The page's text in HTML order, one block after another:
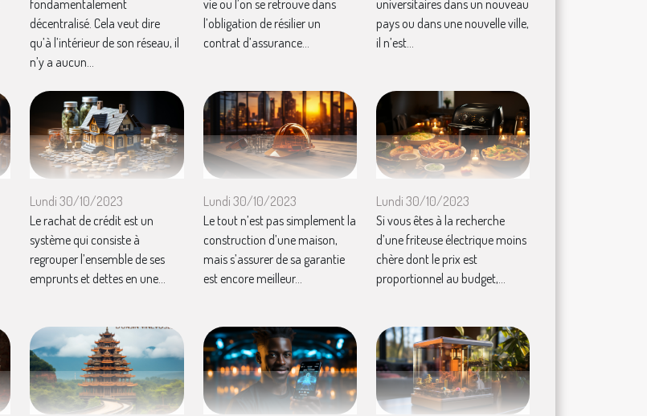
fondamentalement
décentralisé. Cela veut dire
qu’à l’intérieur de son réseau, il
n’y a aucun...
vie ou l’on se retrouve dans
l’obligation de résilier un
contrat d’assurance...
universitaires dans un nouveau
pays ou dans une nouvelle ville,
il n’est...
Lundi 30/10/2023
Le rachat de crédit est un
système qui consiste à
regrouper l’ensemble de ses
emprunts et dettes en une...
Lundi 30/10/2023
Le tout n’est pas simplement la
construction d’une maison,
mais s’assurer de sa garantie
est encore meilleur...
Lundi 30/10/2023
Si vous êtes à la recherche
d’une friteuse électrique moins
chère dont le prix est
proportionnel au budget,...